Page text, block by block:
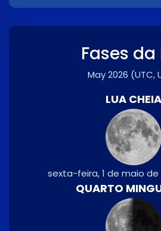
Fases da
May 2026 (UTC,
LUA CHEIA
sexta-feira, 1 de maio de
QUARTO